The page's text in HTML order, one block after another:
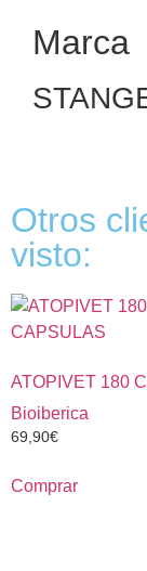
Marca
Otros
visto:
ATOPIVET 180
Bioiberica
69,90€
Comprar